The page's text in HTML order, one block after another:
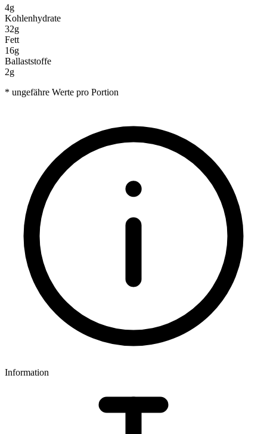
4g
Kohlenhydrate
32g
Fett
16g
Ballaststoffe
2g
* ungefähre Werte pro Portion
Information